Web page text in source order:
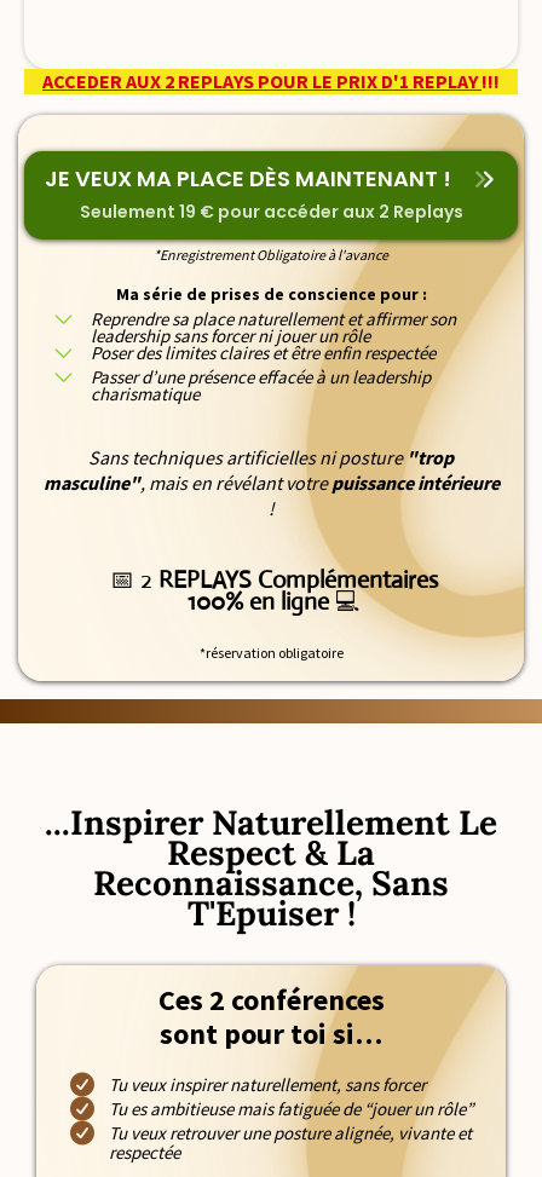
ACCEDER AUX 2 REPLAYS POUR LE PRIX D'1 REPLAY!!!
JE VEUX MA PLACE DÈS MAINTENANT !
Seulement 19 € pour accéder aux 2 Replays
*Enregistrement Obligatoire à l'avance
Ma série de prises de conscience pour :
Reprendre sa place naturellement et affirmer son
leadership sans forcer ni jouer un rôle
Poser des limites claires et être enfin respectée
Passer d’une présence effacée à un leadership
charismatique
Sans techniques artificielles ni posture"trop
masculine", mais en révélant votrepuissance intérieure
!
📅 2 REPLAYS Complémentaires
100% en ligne 💻
*réservation obligatoire
...Inspirer Naturellement Le
Respect & La
Reconnaissance, Sans
T'Epuiser !
Ces 2 conférences
sont pour toi si…
Tu veux inspirer naturellement, sans forcer
Tu es ambitieuse mais fatiguée de “jouer un rôle”
Tu veux retrouver une posture alignée, vivante et
respectée